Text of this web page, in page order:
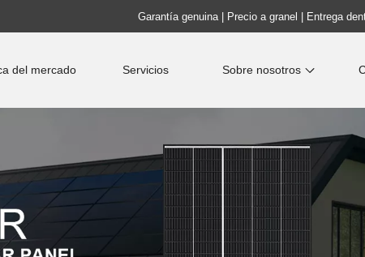
Garantía genuina | Precio a granel | Entrega
del mercado Servicios Sobre nosotros